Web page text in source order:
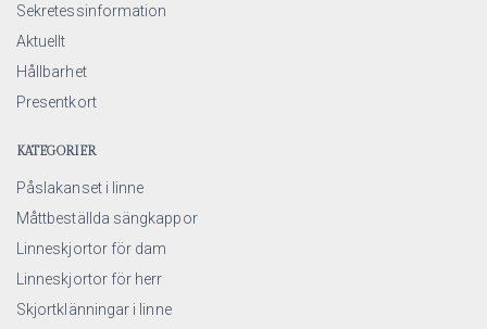
Sekretessinformation
Aktuellt
Hållbarhet
Presentkort
KATEGORIER
Påslakanset i linne
Måttbeställda sängkappor
Linneskjortor för dam
Linneskjortor för herr
Skjortklänningar i linne